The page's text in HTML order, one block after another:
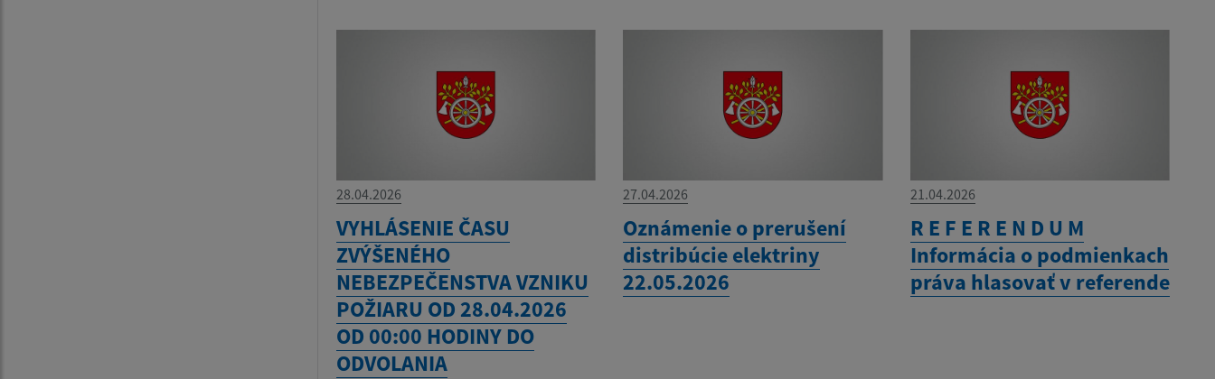
28.04.2026
VYHLÁSENIE ČASU
ZVÝŠENÉHO
NEBEZPEČENSTVA VZNIKU
POŽIARU OD 28.04.2026
OD 00:00 HODINY DO
ODVOLANIA
27.04.2026
Oznámenie o prerušení
distribúcie elektriny
22.05.2026
21.04.2026
R E F E R E N D U M
Informácia o podmienkach
práva hlasovať v referende